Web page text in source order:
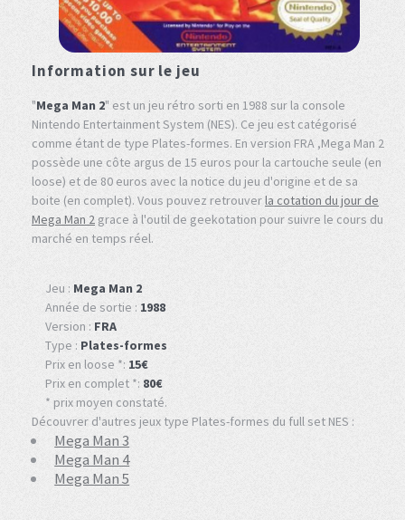
Information sur le jeu
"Mega Man 2" est un jeu rétro sorti en 1988 sur la console
Nintendo Entertainment System (NES). Ce jeu est catégorisé
comme étant de type Plates-formes. En version FRA ,Mega Man 2
possède une côte argus de 15 euros pour la cartouche seule (en
loose) et de 80 euros avec la notice du jeu d'origine et de sa
boite (en complet). Vous pouvez retrouverla cotation du jour de
Mega Man 2 grace à l'outil de geekotation pour suivre le cours du
marché en temps réel.
Jeu : Mega Man 2
Année de sortie : 1988
Version : FRA
Type : Plates-formes
Prix en loose *: 15€
Prix en complet *: 80€
* prix moyen constaté.
Découvrer d'autres jeux type Plates-formes du full set NES :
Mega Man 3
Mega Man 4
Mega Man 5